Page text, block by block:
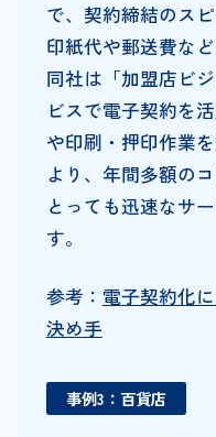
で、契約締結のス
印紙代や郵送費な
同社は「加盟店ビ
ビスで電子契約を
や印刷・押印作業
より、年間多額の
とっても迅速なサ
す。
参考： 電子契約化
決め手
事例3：百貨店